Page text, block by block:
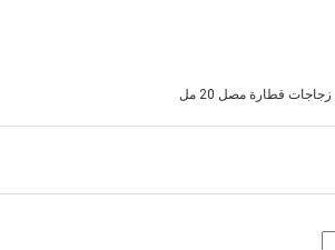
زجاجات قطارة مصل 20 مل